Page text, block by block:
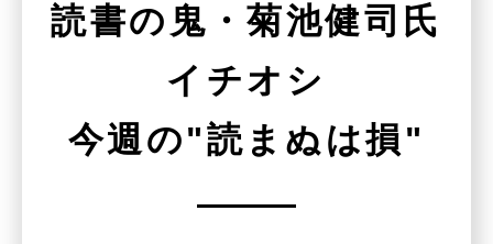
読書の鬼・菊池健司氏
イチオシ
今週の"読まぬは損"